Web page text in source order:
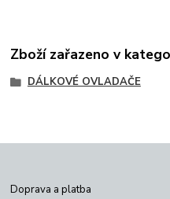
Zboží zařazeno v
DÁLKOVÉ OVLADAČE
Doprava a platba